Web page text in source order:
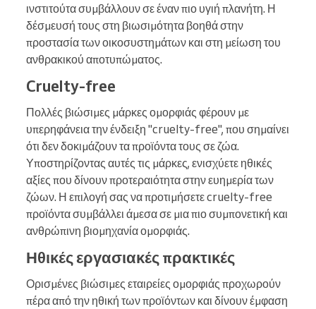
ινστιτούτα συμβάλλουν σε έναν πιο υγιή πλανήτη. Η
δέσμευσή τους στη βιωσιμότητα βοηθά στην
προστασία των οικοσυστημάτων και στη μείωση του
ανθρακικού αποτυπώματος.
Cruelty-free
Πολλές βιώσιμες μάρκες ομορφιάς φέρουν με
υπερηφάνεια την ένδειξη "cruelty-free", που σημαίνει
ότι δεν δοκιμάζουν τα προϊόντα τους σε ζώα.
Υποστηρίζοντας αυτές τις μάρκες, ενισχύετε ηθικές
αξίες που δίνουν προτεραιότητα στην ευημερία των
ζώων. Η επιλογή σας να προτιμήσετε cruelty-free
προϊόντα συμβάλλει άμεσα σε μια πιο συμπονετική και
ανθρώπινη βιομηχανία ομορφιάς.
Ηθικές εργασιακές πρακτικές
Ορισμένες βιώσιμες εταιρείες ομορφιάς προχωρούν
πέρα από την ηθική των προϊόντων και δίνουν έμφαση